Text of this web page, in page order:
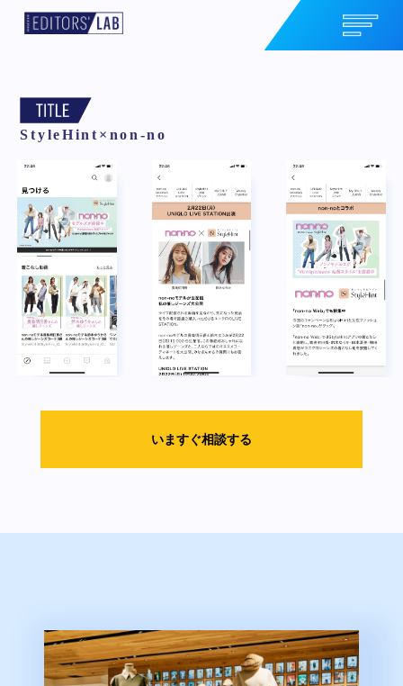
StyleHint×non-no
いますぐ相談する